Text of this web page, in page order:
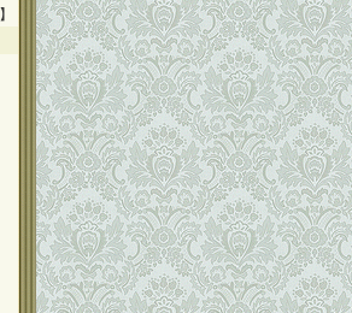
】